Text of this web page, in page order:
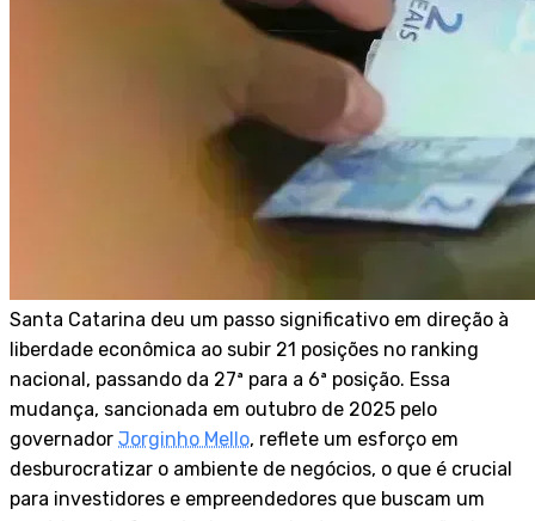
Santa Catarina deu um passo significativo em direção à
liberdade econômica ao subir 21 posições no ranking
nacional, passando da 27ª para a 6ª posição. Essa
mudança, sancionada em outubro de 2025 pelo
governador Jorginho Mello, reflete um esforço em
desburocratizar o ambiente de negócios, o que é crucial
para investidores e empreendedores que buscam um